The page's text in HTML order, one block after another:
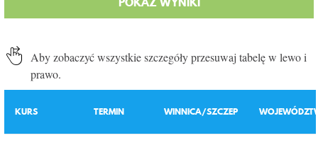
Aby zobaczyć wszystkie szczegóły przesuwaj tabelę w lewo i
prawo.
KURS TERMIN WINNICA/SZCZEP